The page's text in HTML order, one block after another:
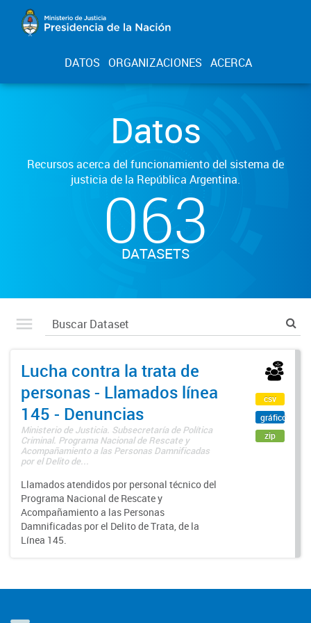
DATOS ORGANIZACIONES ACERCA
Datos
Recursos acerca del funcionamiento del sistema de
justicia de la República Argentina.
063
DATASETS
Lucha contra la trata de
personas - Llamados línea
145 - Denuncias
Ministerio de Justicia. Subsecretaría de Política
Criminal. Programa Nacional de Rescate y
Acompañamiento a las Personas Damnificadas
por el Delito de...
Llamados atendidos por personal técnico del
Programa Nacional de Rescate y
Acompañamiento a las Personas
Damnificadas por el Delito de Trata, de la
Línea 145.
csv
gráfico
zip